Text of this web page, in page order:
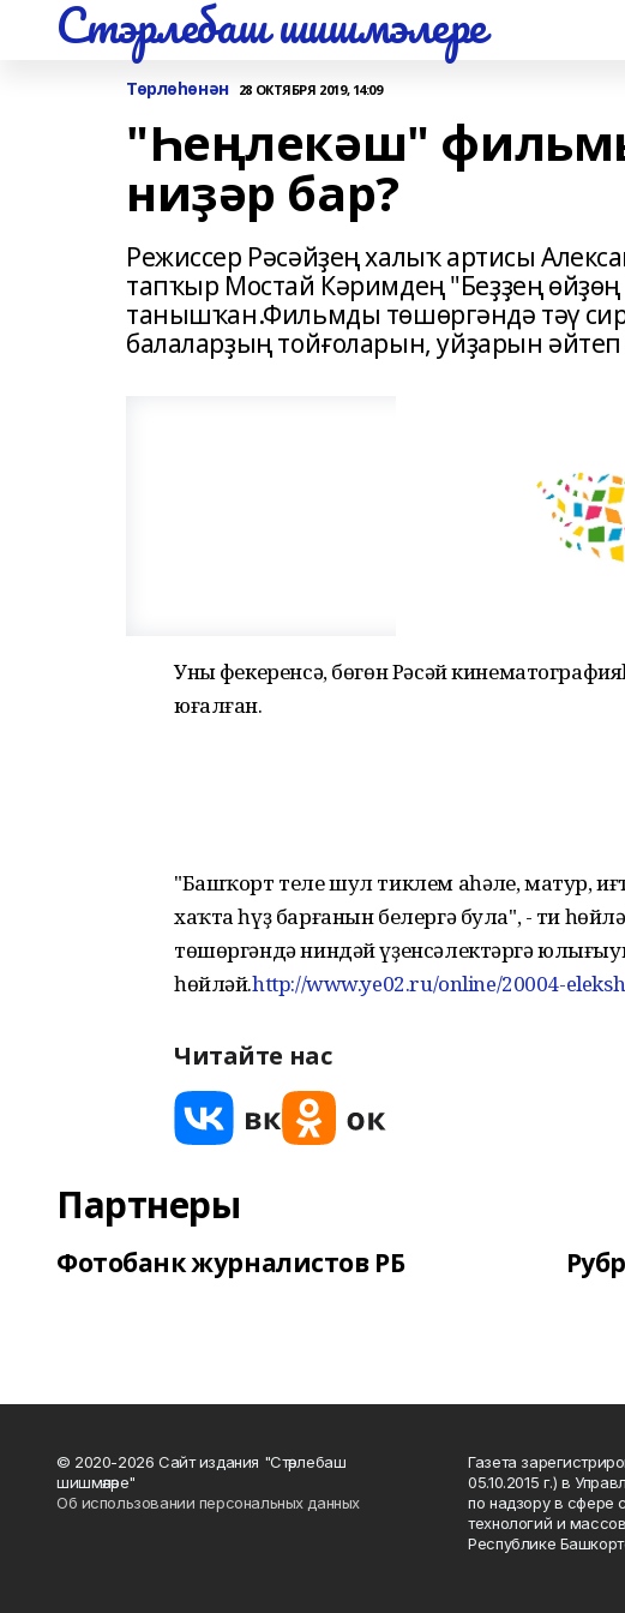
Стэрлебаш шишмэлере
Төрлөһөнән 28 ОКТЯБРЯ 2019, 14:09
"Һеңлекәш"
ниҙәр бар?
Режиссер Рәсәйҙең халыҡ артисы
тапҡыр Мостай Кәримдең "Беҙҙең
танышҡан.Фильмды төшөргәндә тәү
балаларҙың тойғоларын, уйҙарын
Уның фекеренсә, бөгөн Рәсәй
юғалған.
"Башҡорт теле шул тиклем аһәңле, матур,
хаҡта һүҙ барғанын белергә була", - ти
төшөргәндә ниндәй үҙенсәлектәргә
һөйләй.http://www.ye02.ru/online/20004-
Читайте нас
Партнеры
Фотобанк журналистов РБ
© 2020-2026 Сайт издания "Стәрлебаш
шишмәләре"
Об использовании персональных данных
Газета
05.10.2015 г.) в
по надзору в сфере
технологий и
Республике